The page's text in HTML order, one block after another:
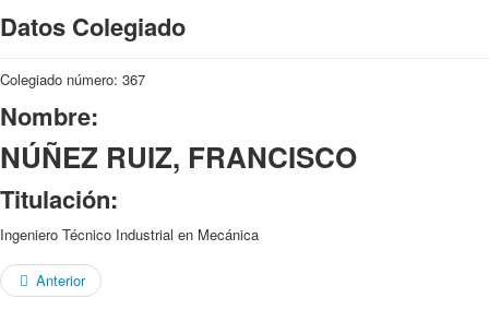
Datos Colegiado
Colegiado número: 367
Nombre:
NÚÑEZ RUIZ, FRANCISCO
Titulación:
Ingeniero Técnico Industrial en Mecánica
Anterior